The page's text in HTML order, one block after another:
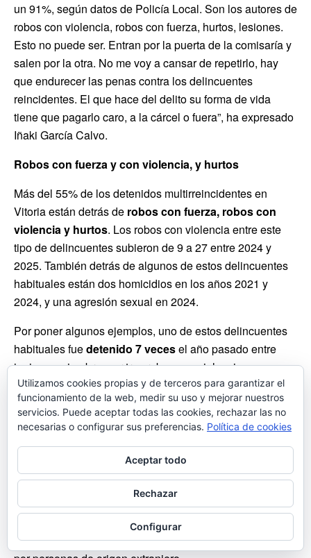
un 91%, según datos de Policía Local. Son los autores de
robos con violencia, robos con fuerza, hurtos, lesiones.
Esto no puede ser. Entran por la puerta de la comisaría y
salen por la otra. No me voy a cansar de repetirlo, hay
que endurecer las penas contra los delincuentes
reincidentes. El que hace del delito su forma de vida
tiene que pagarlo caro, a la cárcel o fuera”, ha expresado
Iñaki García Calvo.
Robos con fuerza y con violencia, y hurtos
Más del 55% de los detenidos multirreincidentes en
Vitoria están detrás de robos con fuerza, robos con
violencia y hurtos. Los robos con violencia entre este
tipo de delincuentes subieron de 9 a 27 entre 2024 y
2025. También detrás de algunos de estos delincuentes
habituales están dos homicidios en los años 2021 y
2024, y una agresión sexual en 2024.
Por poner algunos ejemplos, uno de estos delincuentes
habituales fuedetenido 7 vecesel año pasado entre
junio y noviembre, por tres robos con violencia o
intimidación, tres infracciones penales y una requisitoria.
Otro de ellos fue detenido 5 veces entre julio y noviembre
del año pasado, por dos robos con violencia e
Según los datos enviados por el Gobierno municipal al
Partido Popular,el 37,2%de los delitos registrados por
delincuentes multirreincidentes en 2025 fueron
cometidos por personas de origen nacional yel 62,8%
Utilizamos cookies propias y de terceros para garantizar el
funcionamiento de la web, medir su uso y mejorar nuestros
servicios. Puede aceptar todas las cookies, rechazar las no
necesarias o configurar sus preferencias. Política de cookies
Aceptar todo
Rechazar
Configurar